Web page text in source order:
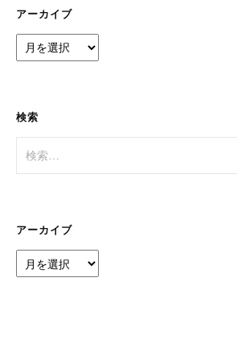
ー
アーカイブ
ー
ブ
検索
索:
アーカイブ
ー